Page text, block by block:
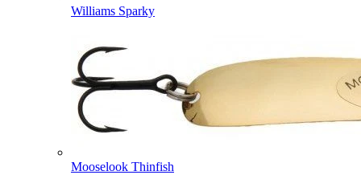
Williams Sparky
Mooselook Thinfish